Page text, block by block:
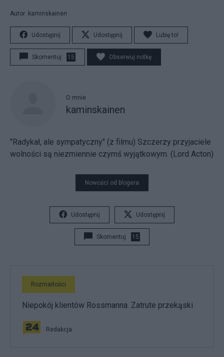
Autor: kaminskainen
Udostępnij Udostępnij Lubię to!
Skomentuj 15 Obserwuj notkę
O mnie
kaminskainen
"Radykał, ale sympatyczny" (z filmu) Szczerzy przyjaciele
wolności są niezmiennie czymś wyjątkowym. (Lord Acton)
Nowości od blogera
Udostępnij Udostępnij
Skomentuj 15
Rozmaitości
Niepokój klientów Rossmanna. Zatrute przekąski
Redakcja